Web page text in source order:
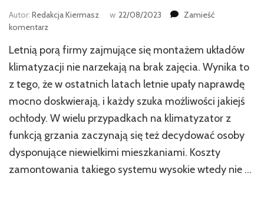
Autor: Redakcja Kiermasz w 22/08/2023
Zamieść
komentarzwe
Klimatyzator
w
niewielkim
mieszkaniu
–
sprawy
formalne,
które
są
spełnienia
Letnią porą firmy zajmujące się montażem układów
klimatyzacji nie narzekają na brak zajęcia. Wynika to
z tego, że w ostatnich latach letnie upały naprawdę
mocno doskwierają, i każdy szuka możliwości jakiejś
ochłody. W wielu przypadkach na klimatyzator z
funkcją grzania zaczynają się też decydować osoby
dysponujące niewielkimi mieszkaniami. Koszty
zamontowania takiego systemu wysokie wtedy nie …